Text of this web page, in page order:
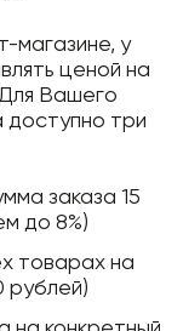
магазине, у
ценой на
Вашего
доступно три
заказа 15
до 8%)
товарах на
рублей)